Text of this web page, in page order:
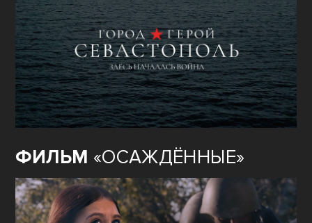
ФИЛЬМ «ОСАЖДЁННЫЕ»